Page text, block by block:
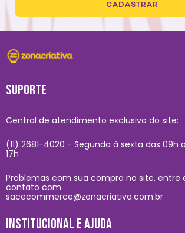
CADASTRAR
SUPORTE
Central de atendimento exclusivo do site:
(11) 2681-4020 - Segunda à sexta das 09h
17h
Problemas com sua compra no site, entre
contato com
sacecommerce@zonacriativa.com.br
INSTITUCIONAL E AJUDA